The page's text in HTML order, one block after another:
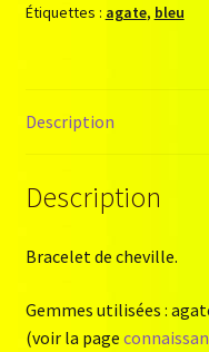
bleue)
Étiquettes : agate, bleu
Description
Description
Bracelet de cheville.
Gemmes utilisées :
(voir la page